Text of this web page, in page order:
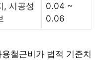
, 시공성
0.04 ~
0.06
철근비가 법적 기준치